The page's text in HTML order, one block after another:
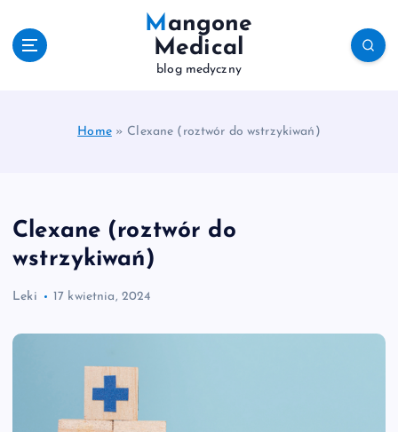
Mangone
Medical
blog medyczny
Home» Clexane (roztwór do wstrzykiwań)
Clexane (roztwór do
wstrzykiwań)
Leki 17 kwietnia, 2024